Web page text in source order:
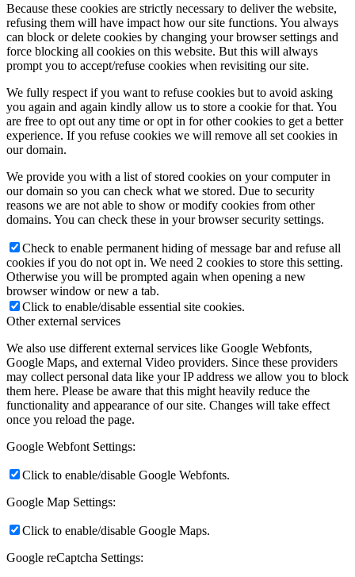
Because these cookies are strictly necessary to deliver the website,
refusing them will have impact how our site functions. You always
can block or delete cookies by changing your browser settings and
force blocking all cookies on this website. But this will always
prompt you to accept/refuse cookies when revisiting our site.
We fully respect if you want to refuse cookies but to avoid asking
you again and again kindly allow us to store a cookie for that. You
are free to opt out any time or opt in for other cookies to get a better
experience. If you refuse cookies we will remove all set cookies in
our domain.
We provide you with a list of stored cookies on your computer in
our domain so you can check what we stored. Due to security
reasons we are not able to show or modify cookies from other
domains. You can check these in your browser security settings.
Check to enable permanent hiding of message bar and refuse all
cookies if you do not opt in. We need 2 cookies to store this setting.
Otherwise you will be prompted again when opening a new
browser window or new a tab.
Click to enable/disable essential site cookies.
Other external services
We also use different external services like Google Webfonts,
Google Maps, and external Video providers. Since these providers
may collect personal data like your IP address we allow you to block
them here. Please be aware that this might heavily reduce the
functionality and appearance of our site. Changes will take effect
once you reload the page.
Google Webfont Settings:
Click to enable/disable Google Webfonts.
Google Map Settings:
Click to enable/disable Google Maps.
Google reCaptcha Settings: